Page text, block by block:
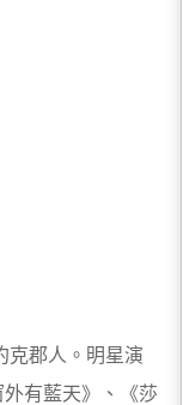
克郡人。明星演
有藍天》、《莎